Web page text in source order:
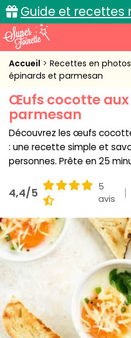
Guide et recettes
Accueil
Cuisine pratique
L'actu cuisine
Accueil Recettes en photos
épinards et parmesan
Œufs cocotte
parmesan
Découvrez les œufs
: une recette simple et
personnes. Prête en 25
4,4/5
5
avis